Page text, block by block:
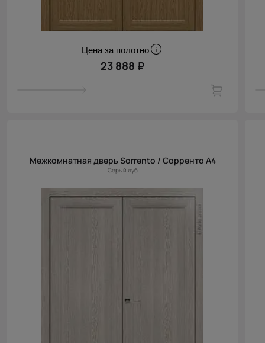
Цена за полотно
23 888 ₽
Межкомнатная дверь Sorrento / Сорренто А4
Серый дуб